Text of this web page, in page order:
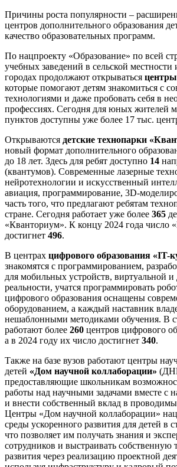
Причины роста популярности –
центров дополнительного образования
качество образовательных программ.
По нацпроекту «Образование» по всей
учебных заведений в сельской
городах продолжают открываться центры
которые помогают детям знакомиться с
технологиями и даже пробовать себя в
профессиях. Сегодня для юных жителей
пунктов доступны уже более 17 тыс.
Открываются детские технопарки
новый формат дополнительного
до 18 лет. Здесь для ребят доступно 14
(квантумов). Современные лазерные
нейротехнологии и искусственный
авиация, программирование, 3D-
часть того, что предлагают ребятам
стране. Сегодня работает уже более 365
«Кванториум». К концу 2024 года число
достигнет 496.
В центрах цифрового образования «IT-
знакомятся с программированием,
для мобильных устройств, виртуальной
реальности, учатся программировать
цифрового образования оснащены
оборудованием, а каждый наставник
нешаблонными методиками обучения. В
работают более 260 центров цифрового
а в 2024 году их число достигнет 340.
Также на базе вузов работают центры
детей «Дом научной коллаборации»
предоставляющие школьникам
работы над научными задачами вместе с
и внести собственный вклад в
Центры «Дом научной коллаборации»
среды ускоренного развития для детей в
что позволяет им получать знания и
сотрудников и выстраивать собственную
развития через реализацию проектной